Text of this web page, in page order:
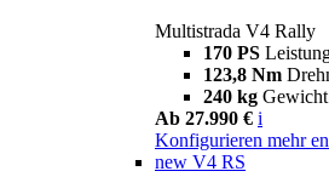
Multistrada V4 Rally
170 PS
123,8 Nm
240 kg
Ab 27.990 € i
Konfigurieren mehr
new V4 RS